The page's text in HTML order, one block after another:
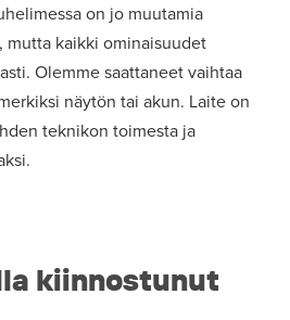
on jo muutamia
mutta kaikki ominaisuudet
Olemme saattaneet vaihtaa
näytön tai akun. Laite on
teknikon toimesta ja
kiinnostunut